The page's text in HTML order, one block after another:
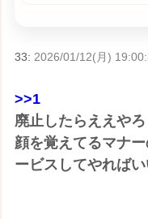
33:2026/01/12(月)
>>1
廃止したらええやろ
顔を覚えてるマナ
ービスしてやれば